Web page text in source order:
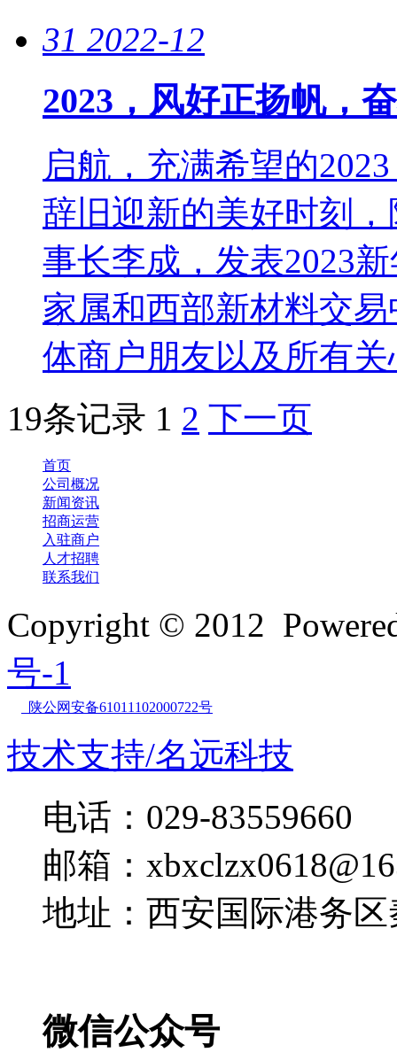
31 2022-12
2023，风好正扬帆，
启航，充满希望的
辞旧迎新的美好时刻
事长李成，发表2023
家属和西部新材料交
体商户朋友以及所有关
19条记录 1 2 下一页
首页
公司概况
新闻资讯
招商运营
入驻商户
人才招聘
联系我们
Copyright © 2012
号-1
陕公网安备61011102000722号
技术支持/名远科技
电话：029-83559660
邮箱：
地址：西安国际港务
微信公众号